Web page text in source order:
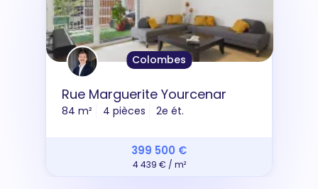
Colombes
Rue Marguerite Yourcenar
84 m² 4 pièces 2e ét.
399 500 €
4 439 € / m²